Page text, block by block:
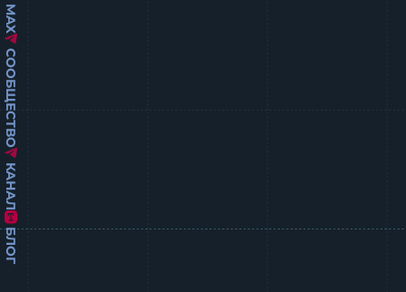
MAX
СООБЩЕСТВО
КАНАЛ
БЛОГ